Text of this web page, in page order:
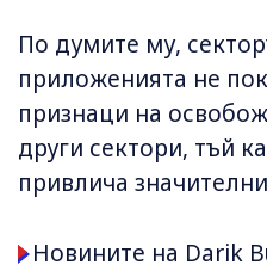
По думите му,
приложенията не
признаци на
други сектори, тъй
привлича
Новините на Darik